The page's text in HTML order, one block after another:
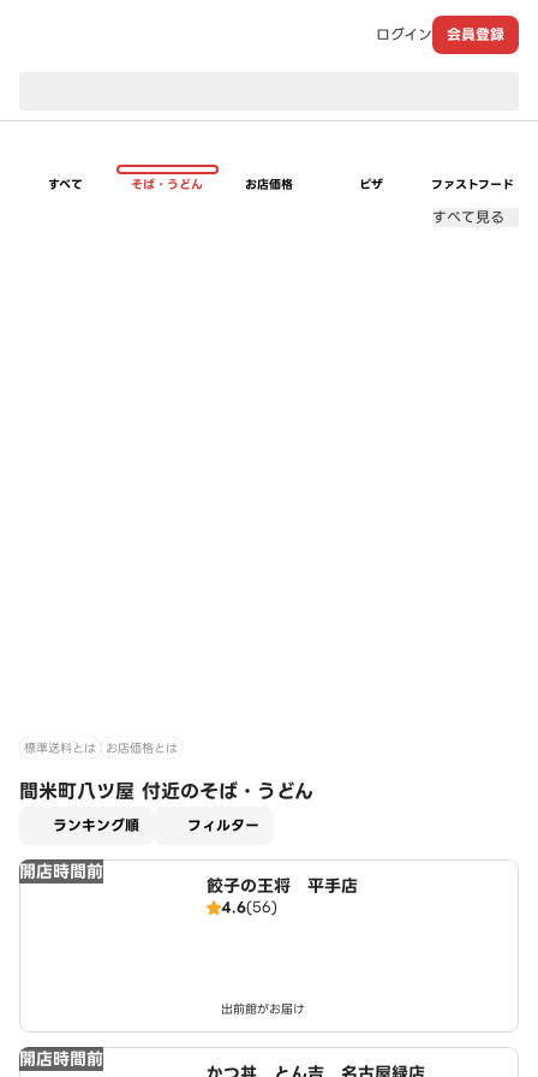
ログイン 会員登録
すべて そば・うどん お店価格 ピザ ファストフード
すべて見る
標準送料とは お店価格とは
間米町八ツ屋 付近のそば・うどん
ランキング順 フィルター
開店時間前
餃子の王将 平手店
4.6(56)
出前館がお届け
開店時間前